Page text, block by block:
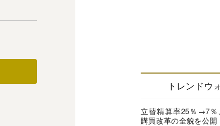
トレンドウ
立替精算率25％→7％
購買改革の全貌を公開